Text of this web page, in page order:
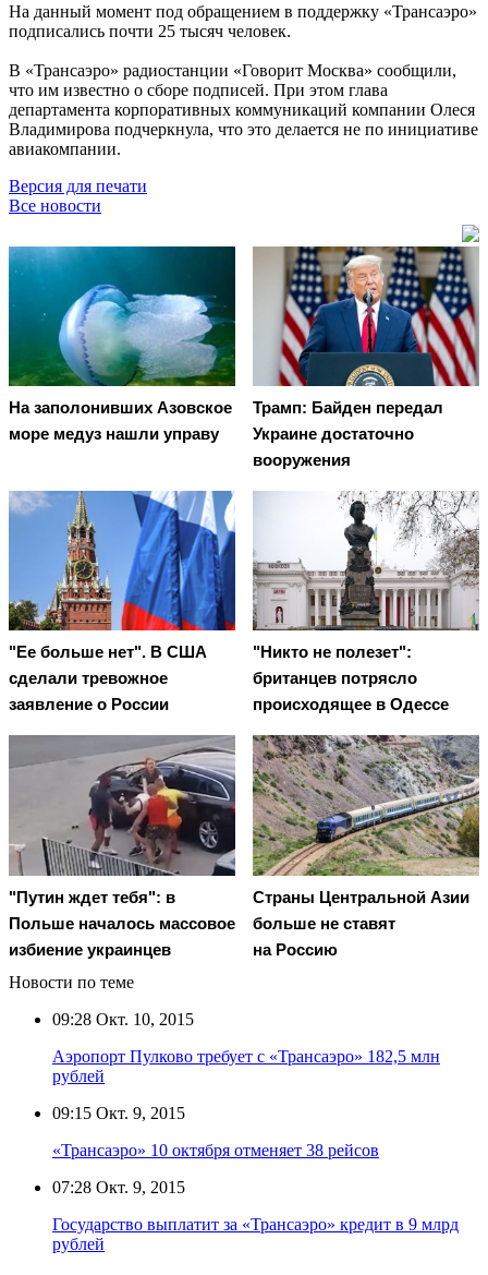
На данный момент под обращением в поддержку «Трансаэро»
подписались почти 25 тысяч человек.
В «Трансаэро» радиостанции «Говорит Москва» сообщили,
что им известно о сборе подписей. При этом глава
департамента корпоративных коммуникаций компании Олеся
Владимирова подчеркнула, что это делается не по инициативе
авиакомпании.
Версия для печати
Все новости
На заполонивших Азовское
море медуз нашли управу
Трамп: Байден передал
Украине достаточно
вооружения
"Ее больше нет". В США
сделали тревожное
заявление о России
"Никто не полезет":
британцев потрясло
происходящее в Одессе
"Путин ждет тебя": в
Польше началось массовое
избиение украинцев
Страны Центральной Азии
больше не ставят
на Россию
Новости по теме
09:28 Окт. 10, 2015
Аэропорт Пулково требует с «Трансаэро» 182,5 млн
рублей
09:15 Окт. 9, 2015
«Трансаэро» 10 октября отменяет 38 рейсов
07:28 Окт. 9, 2015
Государство выплатит за «Трансаэро» кредит в 9 млрд
рублей